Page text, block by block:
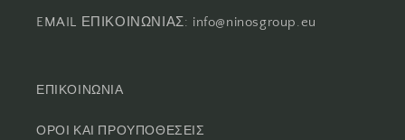
EMAIL ΕΠΙΚΟΙΝΩΝΙΑΣ: info@ninosgroup.eu
ΕΠΙΚΟΙΝΩΝΙΑ
ΟΡΟΙ ΚΑΙ ΠΡΟΥΠΟΘΕΣΕΙΣ